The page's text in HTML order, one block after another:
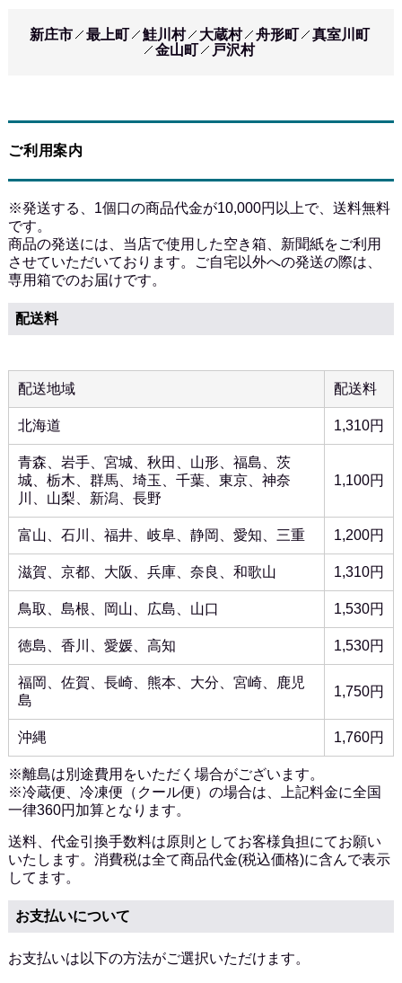
新庄市 最上町 鮭川村 大蔵村 舟形町
真室川町
金山町
戸沢村
ご利用案内
※発送する、1個口の商品代金が10,000円以上で、送料無料
です。
商品の発送には、当店で使用した空き箱、新聞紙をご利用
させていただいております。ご自宅以外への発送の際は、
専用箱でのお届けです。
配送料
配送地域 配送料
北海道 1,310円
青森、岩手、宮城、秋田、山形、福島、茨
城、栃木、群馬、埼玉、千葉、東京、神奈
川、山梨、新潟、長野
1,100円
富山、石川、福井、岐阜、静岡、愛知、三重 1,200円
滋賀、京都、大阪、兵庫、奈良、和歌山 1,310円
鳥取、島根、岡山、広島、山口 1,530円
徳島、香川、愛媛、高知 1,530円
福岡、佐賀、長崎、熊本、大分、宮崎、鹿児
島
1,750円
沖縄 1,760円
※離島は別途費用をいただく場合がございます。
※冷蔵便、冷凍便（クール便）の場合は、上記料金に全国
一律360円加算となります。
送料、代金引換手数料は原則としてお客様負担にてお願い
いたします。消費税は全て商品代金(税込価格)に含んで表示
してます。
お支払いについて
お支払いは以下の方法がご選択いただけます。